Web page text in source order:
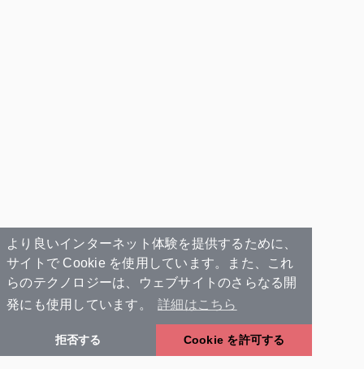
より良いインターネット体験を提供するために、
サイトで Cookie を使用しています。また、これ
らのテクノロジーは、ウェブサイトのさらなる開
発にも使用しています。
詳細はこちら
拒否する Cookie を許可する